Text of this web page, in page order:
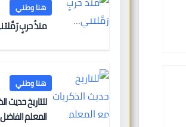
هنا وطني
منذُ حربٍ
هنا وطني
للتاريخ حديث
المعلم